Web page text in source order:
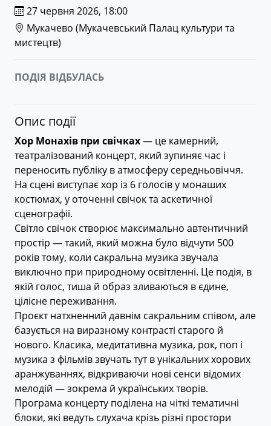
27 червня 2026, 18:00
Мукачево (Мукачевський Палац культури та
мистецтв)
ПОДІЯ ВІДБУЛАСЬ
Опис події
Хор Монахів при свічках— це камерний,
театралізований концерт, який зупиняє час і
переносить публіку в атмосферу середньовіччя.
На сцені виступає хор із 6 голосів у монаших
костюмах, у оточенні свічок та аскетичної
сценографії.
Світло свічок створює максимально автентичний
простір — такий, який можна було відчути 500
років тому, коли сакральна музика звучала
виключно при природному освітленні. Це подія, в
якій голос, тиша й образ зливаються в єдине,
цілісне переживання.
Проєкт натхненний давнім сакральним співом, але
базується на виразному контрасті старого й
нового. Класика, медитативна музика, рок, поп і
музика з фільмів звучать тут в унікальних хорових
аранжуваннях, відкриваючи нові сенси відомих
мелодій — зокрема й українських творів.
Програма концерту поділена на чіткі тематичні
блоки, які ведуть слухача крізь різні простори